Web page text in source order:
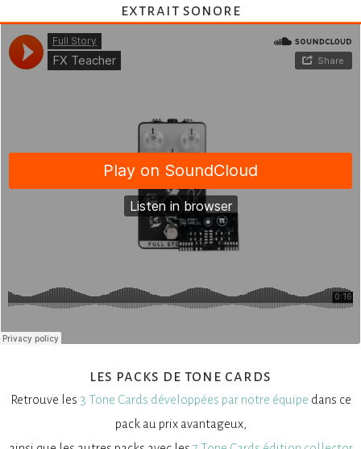
extrait sonore
les packs de tone cards
Retrouve les 3 Tone Cards développées par notre équipe dans ce
pack au prix avantageux,